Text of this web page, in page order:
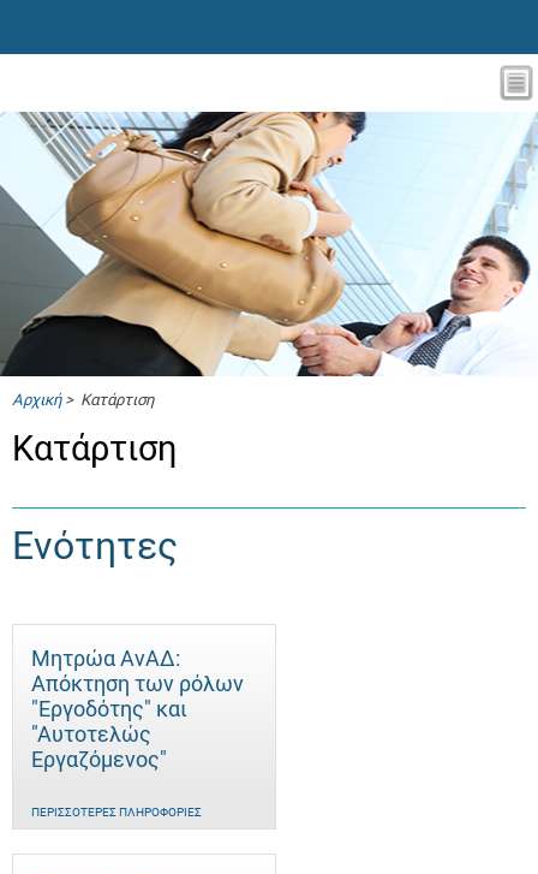
Αρχική> Κατάρτιση
Κατάρτιση
Ενότητες
Μητρώα ΑνΑΔ:
Απόκτηση των ρόλων
"Εργοδότης" και
"Αυτοτελώς
Eργαζόμενος"
ΠΕΡΙΣΣΌΤΕΡΕΣ ΠΛΗΡΟΦΟΡΊΕΣ